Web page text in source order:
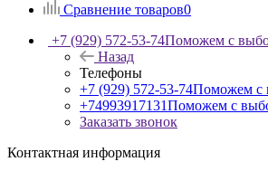
Сравнение товаров0
+7 (929) 572-53-74Поможем с
Назад
Телефоны
+7 (929) 572-53-74Поможем с
+74993917131Поможем с
Заказать звонок
Контактная информация